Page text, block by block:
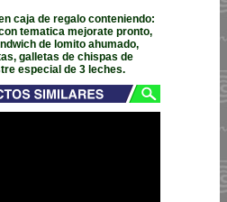
caja de regalo conteniendo:
tematica mejorate pronto,
de lomito ahumado,
galletas de chispas de
especial de 3 leches.